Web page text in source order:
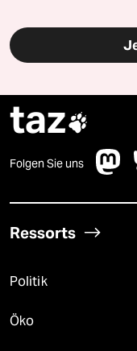
taz
Folgen Sie uns
Ressorts
Politik
Öko